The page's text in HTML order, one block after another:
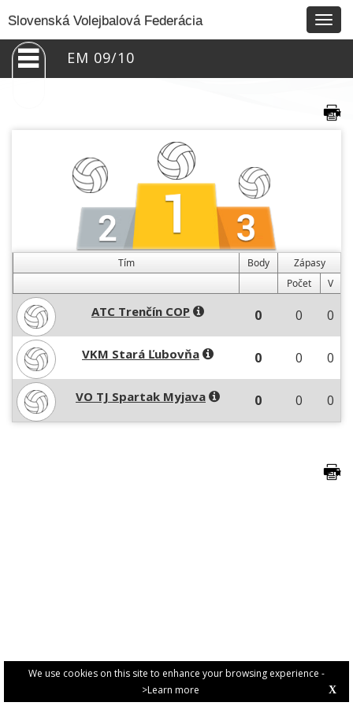
We use cookies on this site to enhance your browsing experience -
>Learn more
X
Slovenská Volejbalová Federácia
EM 09/10
Tím Body
Zápasy
Počet
V
ATC Trenčín COP 0 0 0
VKM Stará Ľubovňa 0 0 0
VO TJ Spartak Myjava 0 0 0